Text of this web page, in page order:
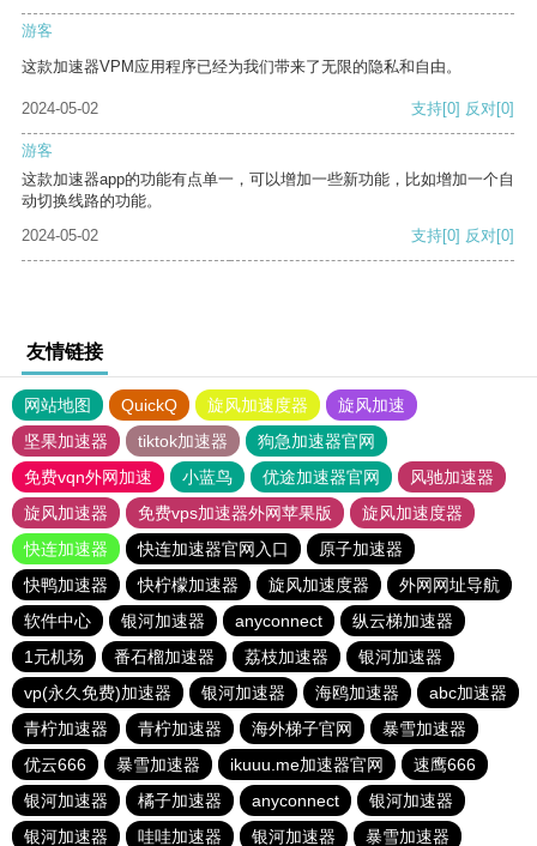
游客
这款加速器VPM应用程序已经为我们带来了无限的隐私和自由。
2024-05-02 支持[0] 反对[0]
游客
这款加速器app的功能有点单一，可以增加一些新功能，比如增加一个自
动切换线路的功能。
2024-05-02
支持[0] 反对[0]
友情链接
网站地图 QuickQ 旋风加速度器
旋风加速
坚果加速器
tiktok加速器
狗急加速器官网
免费vqn外网加速
小蓝鸟 优途加速器官网
风驰加速器
旋风加速器
免费vps加速器外网苹果版
旋风加速度器
快连加速器
快连加速器官网入口
原子加速器
快鸭加速器
快柠檬加速器 旋风加速度器
外网网址导航
软件中心
银河加速器 anyconnect
纵云梯加速器
1元机场
番石榴加速器 荔枝加速器
银河加速器
vp(永久免费)加速器
银河加速器 海鸥加速器
abc加速器
青柠加速器
青柠加速器 海外梯子官网
暴雪加速器
优云666
暴雪加速器 ikuuu.me加速器官网
速鹰666
银河加速器
橘子加速器 anyconnect
银河加速器
银河加速器
哇哇加速器 银河加速器 暴雪加速器